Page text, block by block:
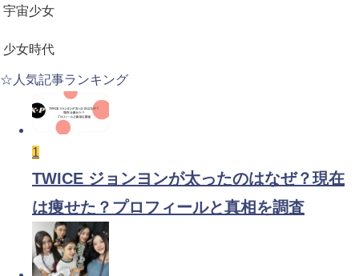
宇宙少女
少女時代
☆人気記事ランキング
1
TWICE ジョンヨンが太ったのはなぜ？現在
は痩せた？プロフィールと真相を調査